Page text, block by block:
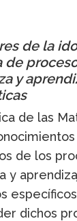
de la
de
y
de las
de los
y
dichos